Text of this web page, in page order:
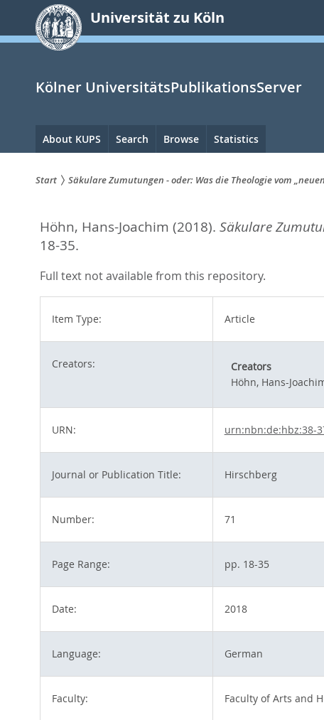
springen
Universität zu Köln
Kölner UniversitätsPublikationsServer
Hauptnavigation
About KUPS Search Browse Statistics
sind
hier:
Start Säkulare Zumutungen - oder: Was die Theologie vom
Höhn, Hans-Joachim (2018). Säkulare
18-35.
Full text not available from this repository.
Item Type: Article
Creators: Creators
Höhn, Hans-
URN: urn:nbn:de:hbz:38-
Journal or Publication Title: Hirschberg
Number: 71
Page Range: pp. 18-35
Date: 2018
Language: German
Faculty: Faculty of Arts and